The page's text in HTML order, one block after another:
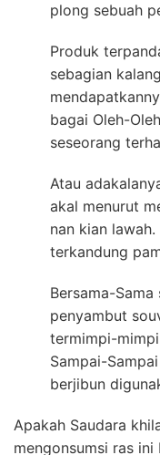
plong sebuah
Produk
sebagian
bagai Oleh-
seseorang
Atau
akal menurut
nan kian
terkandung
Bersama-
penyambut
termimpi-
Sampai-
berjibun
Apakah Saudara
mengonsumsi ras